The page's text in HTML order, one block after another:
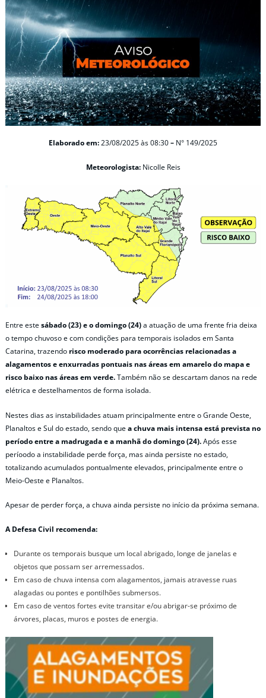
Elaborado em:23/08/2025às 08:30– N° 149/2025
Meteorologista:Nicolle Reis
Entre estesábado (23) e o domingo (24)a atuação de uma frente fria deixa
o tempo chuvoso e com condições para temporais isolados em Santa
Catarina, trazendo risco moderado para ocorrências relacionadas a
alagamentos e enxurradas pontuais nas áreas em amarelo do mapa e
risco baixo nas áreas em verde.Também não se descartam danos na rede
elétrica e destelhamentos de forma isolada.
Nestes dias as instabilidades atuam principalmente entre o Grande Oeste,
Planaltos e Sul do estado, sendo quea chuva mais intensa está prevista no
período entre a madrugada e a manhã do domingo (24).Após esse
períoodo a instabilidade perde força, mas ainda persiste no estado,
totalizando acumulados pontualmente elevados, principalmente entre o
Meio-Oeste e Planaltos.
Apesar de perder força, a chuva ainda persiste no início da próxima semana.
A Defesa Civil recomenda:
Durante os temporais busque um local abrigado, longe de janelas e
objetos que possam ser arremessados.
Em caso de chuva intensa com alagamentos, jamais atravesse ruas
alagadas ou pontes e pontilhões submersos.
Em caso de ventos fortes evite transitar e/ou abrigar-se próximo de
árvores, placas, muros e postes de energia.